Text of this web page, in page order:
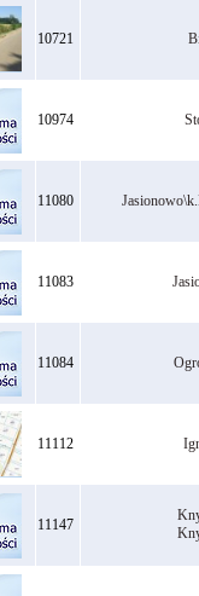
10721
10974
11080
11083
11084
11112
11147